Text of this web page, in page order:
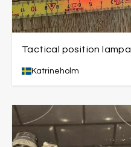
Tactical position lampa
Katrineholm